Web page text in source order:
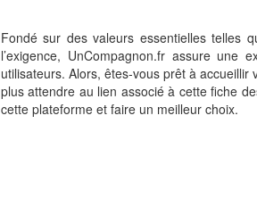
Fondé sur des valeurs essentielles telles
l’exigence, UnCompagnon.fr assure une
utilisateurs. Alors, êtes-vous prêt à
plus attendre au lien associé à cette fiche
cette plateforme et faire un meilleur choix.